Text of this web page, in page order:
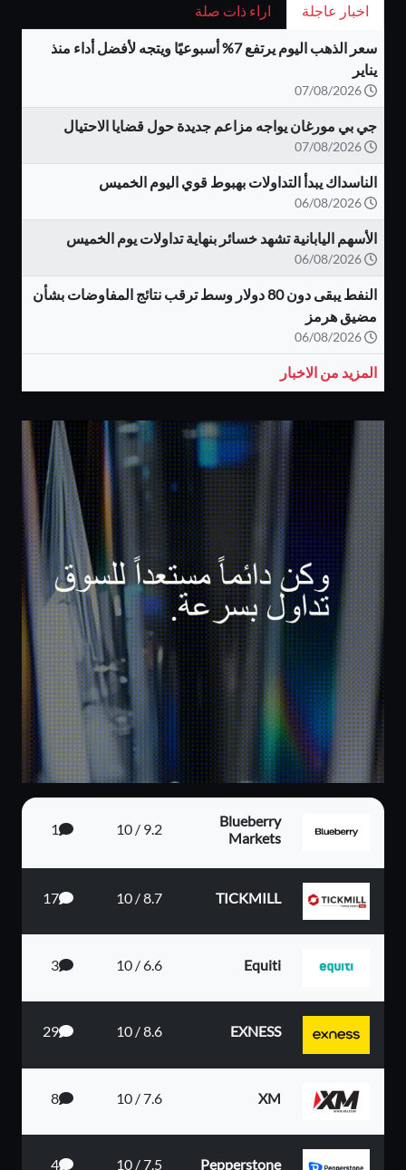
اخبار عاجلة اراء ذات صلة
سعر الذهب اليوم يرتفع 7% أسبوعيًا ويتجه لأفضل أداء منذ
يناير
جي بي مورغان يواجه مزاعم جديدة حول قضايا الاحتيال
الناسداك يبدأ التداولات بهبوط قوي اليوم الخميس
الأسهم اليابانية تشهد خسائر بنهاية تداولات يوم الخميس
النفط يبقى دون 80 دولار وسط ترقب نتائج المفاوضات بشأن
مضيق هرمز
المزيد من الاخبار
Blueberry
Markets
9.2 / 10
1
TICKMILL
8.7 / 10
17
Equiti
6.6 / 10
3
EXNESS
8.6 / 10
29
XM
7.6 / 10
8
Pepperstone
7.5 / 10
4